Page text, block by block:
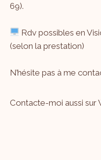
69).
Rdv possibles en
(selon la prestation)
N’hésite pas à me
Contacte-moi aussi sur